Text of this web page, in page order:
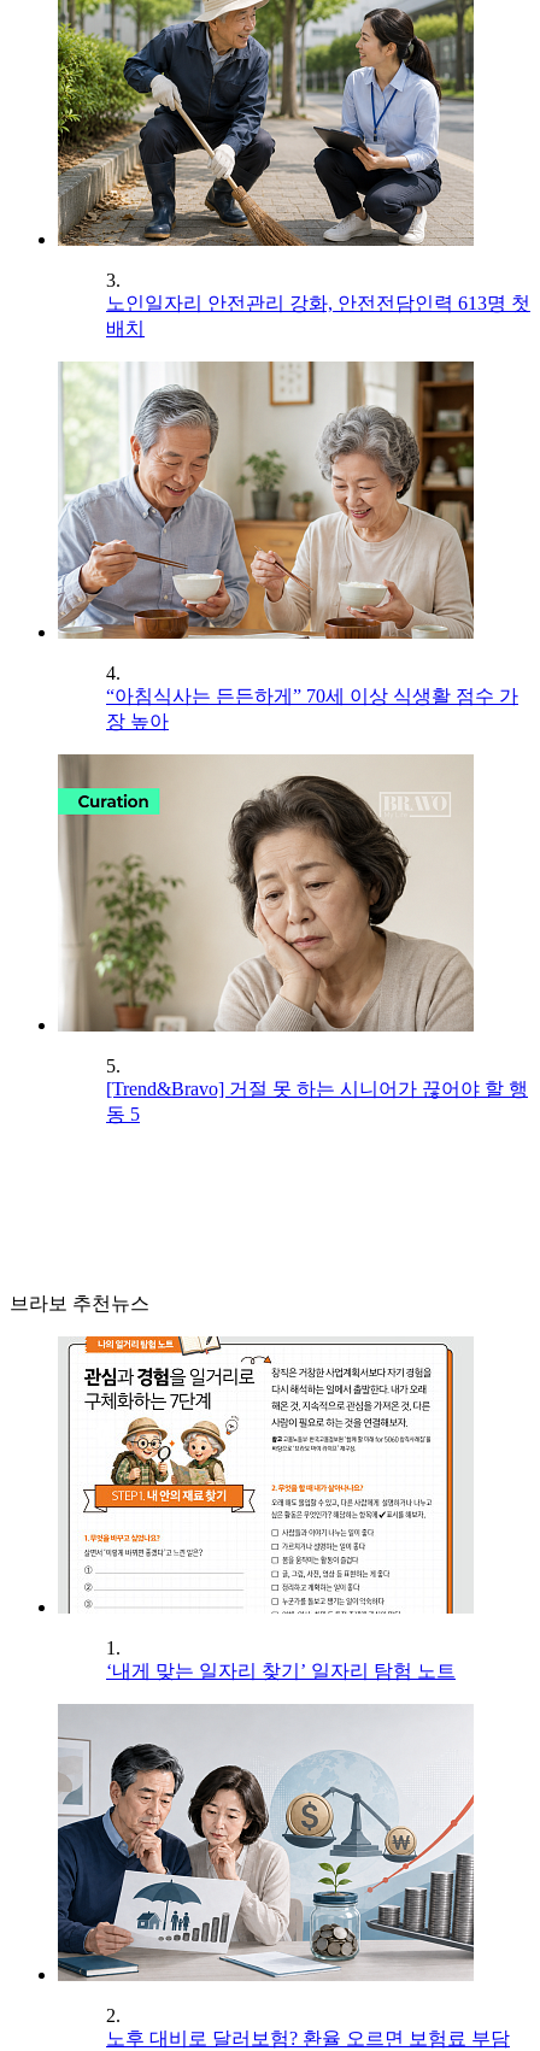
3.
노인일자리 안전관리 강화, 안전전담인력 613명 첫
배치
4.
“아침식사는 든든하게” 70세 이상 식생활 점수 가
장 높아
5.
[Trend&Bravo] 거절 못 하는 시니어가 끊어야 할 행
동 5
브라보 추천뉴스
1.
‘내게 맞는 일자리 찾기’ 일자리 탐험 노트
2.
노후 대비로 달러보험? 환율 오르면 보험료 부담